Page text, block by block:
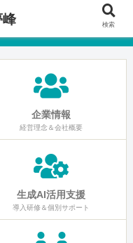
企業情報
経営理念＆会社概要
生成AI活用支援
導入研修＆個別サポート
峰 検索